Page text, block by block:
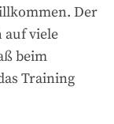
Der
auf viele
beim
Training